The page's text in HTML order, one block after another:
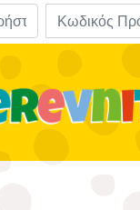
ΒΙΒΛΟ-Εξερευνήσεις